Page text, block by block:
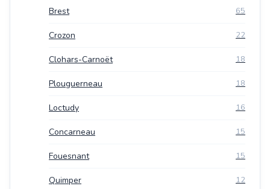
Brest 65
Crozon 22
Clohars-Carnoët 18
Plouguerneau 18
Loctudy 16
Concarneau 15
Fouesnant 15
Quimper 12